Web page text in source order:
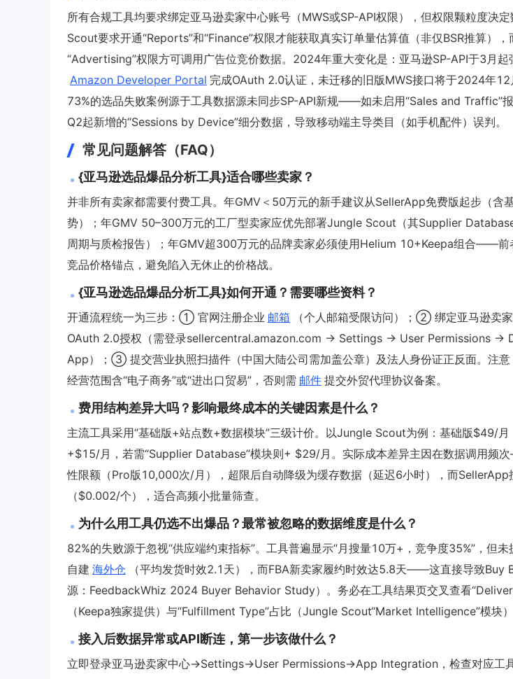
所有合规工具均要求绑定亚马逊卖家中心账号（MWS或SP-API权限），但权限颗粒度决
Scout要求开通“Reports”和“Finance”权限才能获取真实订单量估算值（非仅BSR推算）
“Advertising”权限方可调用广告位竞价数据。2024年重大变化是：亚马逊SP-API于3月起
Amazon Developer Portal 完成OAuth 2.0认证，未迁移的旧版MWS接口将于2024年12
73%的选品失败案例源于工具数据源未同步SP-API新规——如未启用“Sales and Traffic”
Q2起新增的“Sessions by Device”细分数据，导致移动端主导类目（如手机配件）误判。
常见问题解答（FAQ）
{亚马逊选品爆品分析工具}适合哪些卖家？
并非所有卖家都需要付费工具。年GMV＜50万元的新手建议从SellerApp免费版起步（含
势）；年GMV 50–300万元的工厂型卖家应优先部署Jungle Scout（其Supplier
周期与质检报告）；年GMV超300万元的品牌卖家必须使用Helium 10+Keepa组合——
竞品价格锚点，避免陷入无休止的价格战。
{亚马逊选品爆品分析工具}如何开通？需要哪些资料？
开通流程统一为三步：① 官网注册企业 邮箱
（个人邮箱受限访问）；② 绑定亚马逊卖
OAuth 2.0授权（需登录sellercentral.amazon.com → Settings → User Permissions →
App）；③ 提交营业执照扫描件（中国大陆公司需加盖公章）及法人身份证正反面。注
经营范围含“电子商务”或“进出口贸易”，否则需 邮件 提交外贸代理协议备案。
费用结构差异大吗？影响最终成本的关键因素是什么？
主流工具采用“基础版+站点数+数据模块”三级计价。以Jungle Scout为例：基础版$49/
+$15/月，若需“Supplier Database”模块则+ $29/月。实际成本差异主因在数据调用频
性限额（Pro版10,000次/月），超限后自动降级为缓存数据（延迟6小时），而SellerApp
（$0.002/个），适合高频小批量筛查。
为什么用工具仍选不出爆品？最常被忽略的数据维度是什么？
82%的失败源于忽视“供应端约束指标”。工具普遍显示“月搜量10万+，竞争度35%”，但
自建 海外仓
（平均发货时效2.1天），而FBA新卖家履约时效达5.8天——这直接导致Buy
源：FeedbackWhiz 2024 Buyer Behavior Study）。务必在工具结果页交叉查看
（Keepa独家提供）与“Fulfillment Type”占比（Jungle Scout“Market Intelligence”模块）
接入后数据异常或API断连，第一步该做什么？
立即登录亚马逊卖家中心→Settings→User Permissions→App Integration，检查对应工